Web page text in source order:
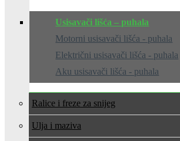
Usisavači lišća – puhala
Motorni usisavači lišća - puhala
Električni usisavači lišća - puhala
Aku usisavači lišća - puhala
Ralice i freze za snijeg
Ulja i maziva